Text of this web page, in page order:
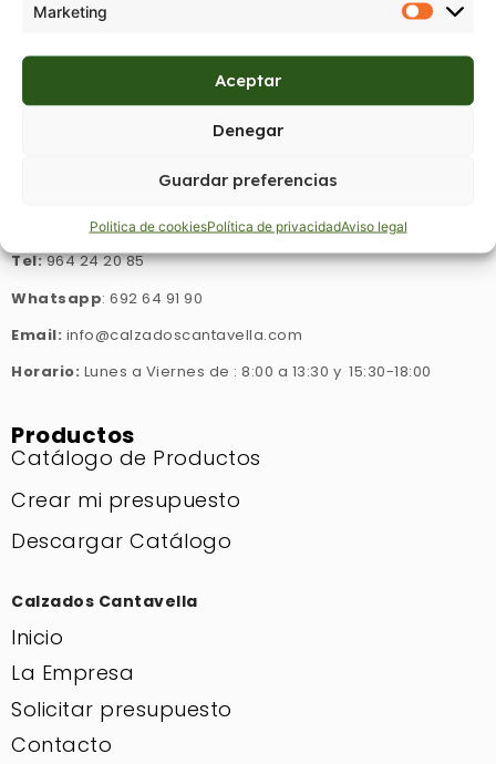
Marketing
Aceptar
Denegar
Guardar preferencias
Politica de cookiesPolítica de privacidadAviso legal
Tel:964 24 20 85
Whatsapp: 692 64 91 90
Email: info@calzadoscantavella.com
Horario: Lunes a Viernes de : 8:00 a 13:30 y 15:30-18:00
Productos
Catálogo de Productos
Crear mi presupuesto
Descargar Catálogo
Calzados Cantavella
Inicio
La Empresa
Solicitar presupuesto
Contacto